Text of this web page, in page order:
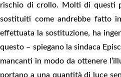
rischio di crollo. Molti di questi
sostituiti come andrebbe fatto
effettuata la sostituzione, ha
questo – spiegano la sindaca
mancanti in modo da ottenere
portano a una quantità di luce